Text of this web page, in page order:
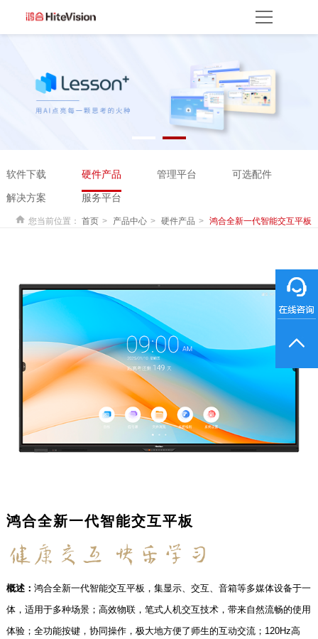
产品方案
关于鸿合
企业动态
联系我们
监督举报
鸿合海外
软件下载 硬件产品 管理平台 可选配件
解决方案 服务平台
您当前位置： 首页 产品中心 硬件产品 鸿合全新一代智能交互平板
鸿合全新一代智能交互平板
概述： 鸿合全新一代智能交互平板，集显示、交互、音箱等多媒体设备于一
体，适用于多种场景；高效物联，笔式人机交互技术，带来自然流畅的使用
体验；全功能按键，协同操作，极大地方便了师生的互动交流；120Hz高